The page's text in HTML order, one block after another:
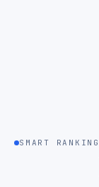
SMART